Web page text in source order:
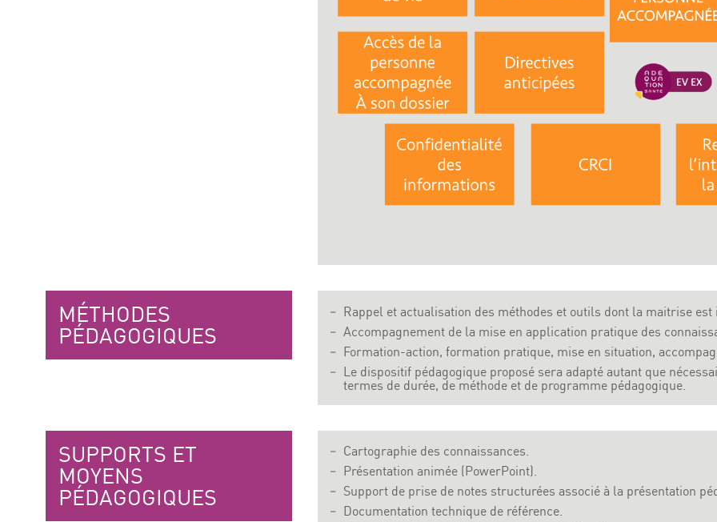
MÉTHODES
PÉDAGOGIQUES
Rappel et actualisation des méthodes et outils dont la maitrise est
Accompagnement de la mise en application pratique des
Formation-action, formation pratique, mise en situation,
Le dispositif pédagogique proposé sera adapté autant que
termes de durée, de méthode et de programme pédagogique.
SUPPORTS ET
MOYENS
PÉDAGOGIQUES
Cartographie des connaissances.
Présentation animée (PowerPoint).
Support de prise de notes structurées associé à la présentation
Documentation technique de référence.